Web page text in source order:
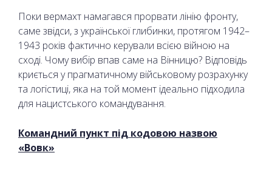
Поки вермахт намагався прорвати лінію фронту,
саме звідси, з української глибинки, протягом 1942–
1943 років фактично керували всією війною на
сході. Чому вибір впав саме на Вінницю? Відповідь
криється у прагматичному військовому розрахунку
та логістиці, яка на той момент ідеально підходила
для нацистського командування.
Командний пункт під кодовою назвою
«Вовк»